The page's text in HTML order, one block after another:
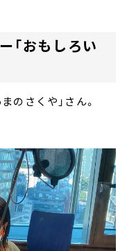
「おもしろい
のさくや」さん。